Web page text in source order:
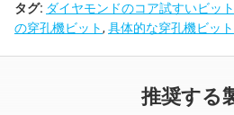
タグ: ダイヤモンドのコア試すいビット
の穿孔機ビット, 具体的な穿孔機ビット
推奨する